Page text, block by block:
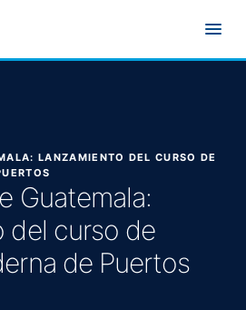
LANZAMIENTO DEL CURSO DE
Guatemala:
del curso de
de Puertos